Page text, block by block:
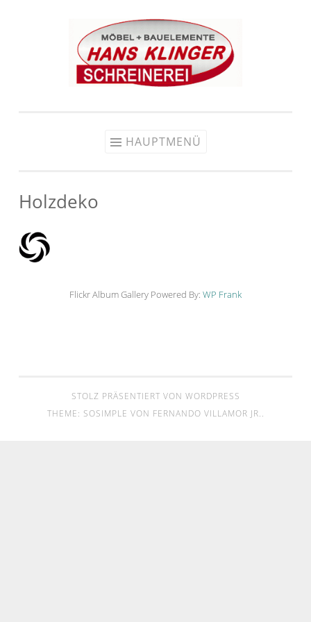
Zum Inhalt springen
HAUPTMENÜ
Holzdeko
Flickr Album Gallery Powered By: WP Frank
STOLZ PRÄSENTIERT VON WORDPRESS
THEME: SOSIMPLE VON FERNANDO VILLAMOR JR..